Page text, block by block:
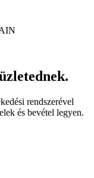
rendszerével
és bevétel legyen.